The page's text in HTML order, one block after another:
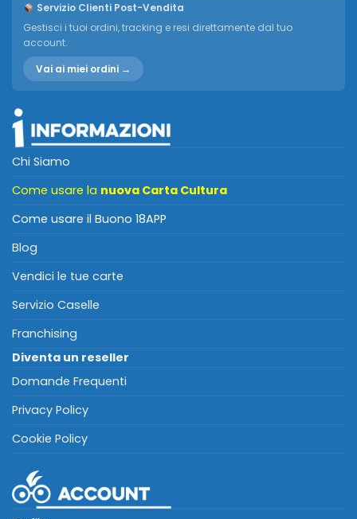
Servizio Clienti Post-Vendita
Gestisci i tuoi ordini, tracking e resi direttamente dal tuo
account.
Vai ai miei ordini →
Chi Siamo
Come usare la nuova Carta Cultura
Come usare il Buono 18APP
Blog
Vendici le tue carte
Servizio Caselle
Franchising
Diventa un reseller
Domande Frequenti
Privacy Policy
Cookie Policy